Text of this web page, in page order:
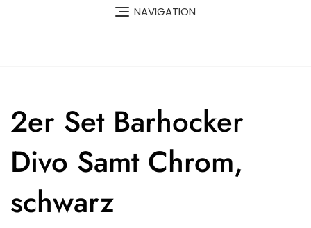
NAVIGATION
2er Set Barhocker
Divo Samt Chrom,
schwarz